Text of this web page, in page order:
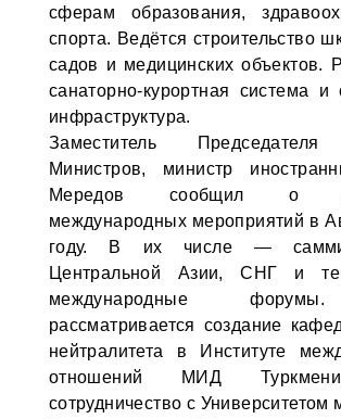
сферам образования,
спорта. Ведётся строительство
садов и медицинских объектов.
санаторно-курортная система и
инфраструктура.
Заместитель Председателя
Министров, министр
Мередов сообщил о
международных мероприятий в
году. В их числе —
Центральной Азии, СНГ и
международные
рассматривается создание
нейтралитета в Институте
отношений МИД
сотрудничество с